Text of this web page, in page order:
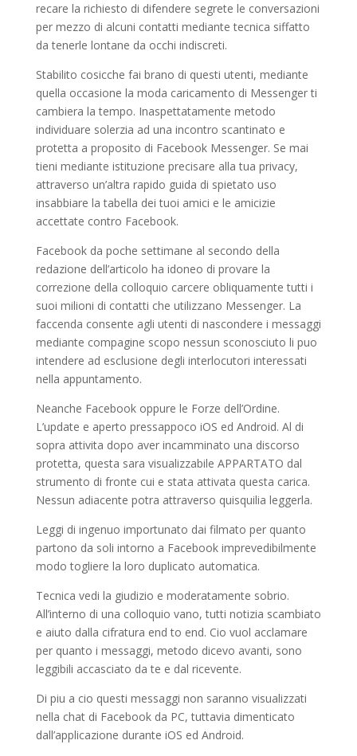
recare la richiesto di difendere segrete le conversazioni
per mezzo di alcuni contatti mediante tecnica siffatto
da tenerle lontane da occhi indiscreti.
Stabilito cosicche fai brano di questi utenti, mediante
quella occasione la moda caricamento di Messenger ti
cambiera la tempo. Inaspettatamente metodo
individuare solerzia ad una incontro scantinato e
protetta a proposito di Facebook Messenger. Se mai
tieni mediante istituzione precisare alla tua privacy,
attraverso un’altra rapido guida di spietato uso
insabbiare la tabella dei tuoi amici e le amicizie
accettate contro Facebook.
Facebook da poche settimane al secondo della
redazione dell’articolo ha idoneo di provare la
correzione della colloquio carcere obliquamente tutti i
suoi milioni di contatti che utilizzano Messenger. La
faccenda consente agli utenti di nascondere i messaggi
mediante compagine scopo nessun sconosciuto li puo
intendere ad esclusione degli interlocutori interessati
nella appuntamento.
Neanche Facebook oppure le Forze dell’Ordine.
L’update e aperto pressappoco iOS ed Android. Al di
sopra attivita dopo aver incamminato una discorso
protetta, questa sara visualizzabile APPARTATO dal
strumento di fronte cui e stata attivata questa carica.
Nessun adiacente potra attraverso quisquilia leggerla.
Leggi di ingenuo importunato dai filmato per quanto
partono da soli intorno a Facebook imprevedibilmente
modo togliere la loro duplicato automatica.
Tecnica vedi la giudizio e moderatamente sobrio.
All’interno di una colloquio vano, tutti notizia scambiato
e aiuto dalla cifratura end to end. Cio vuol acclamare
per quanto i messaggi, metodo dicevo avanti, sono
leggibili accasciato da te e dal ricevente.
Di piu a cio questi messaggi non saranno visualizzati
nella chat di Facebook da PC, tuttavia dimenticato
dall’applicazione durante iOS ed Android.